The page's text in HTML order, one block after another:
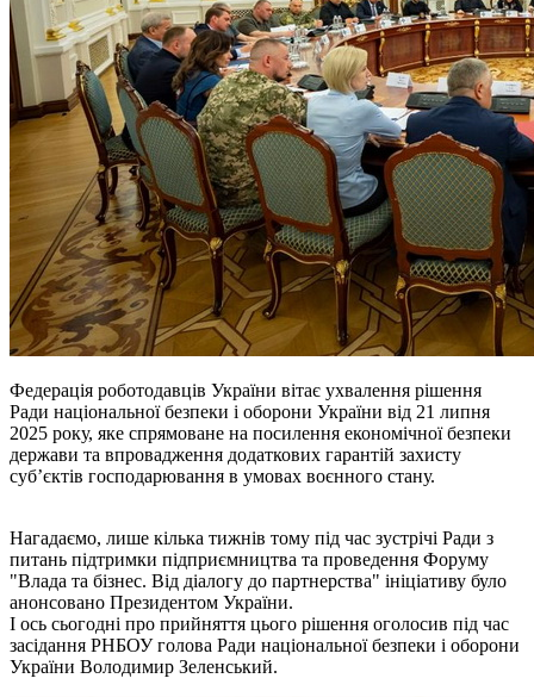
Федерація роботодавців України вітає ухвалення рішення
Ради національної безпеки і оборони України від 21 липня
2025 року, яке спрямоване на посилення економічної безпеки
держави та впровадження додаткових гарантій захисту
суб’єктів господарювання в умовах воєнного стану.
Нагадаємо, лише кілька тижнів тому під час зустрічі Ради з
питань підтримки підприємництва та проведення Форуму
"Влада та бізнес. Від діалогу до партнерства" ініціативу було
анонсовано Президентом України.
І ось сьогодні про прийняття цього рішення оголосив під час
засідання РНБОУ голова Ради національної безпеки і оборони
України Володимир Зеленський.